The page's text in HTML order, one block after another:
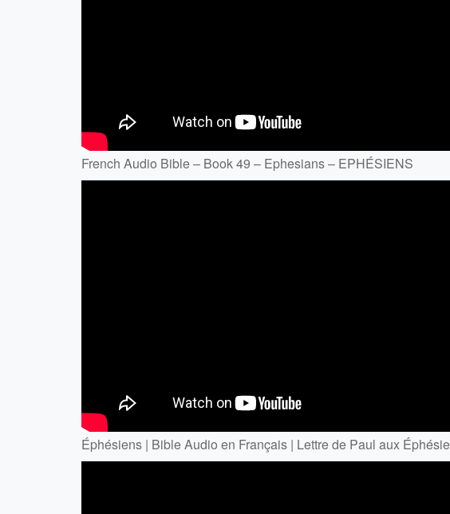
French Audio Bible – Book 49 – Ephesians – EPHÉSIENS
Éphésiens | Bible Audio en Français | Lettre de Paul aux